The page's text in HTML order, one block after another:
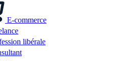
E-commerce
libérale